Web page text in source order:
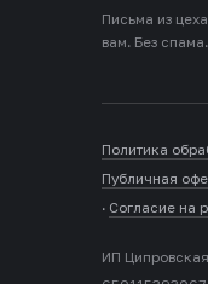
Письма из
вам. Без спама.
Политика
Публичная
· Согласие на
ИП